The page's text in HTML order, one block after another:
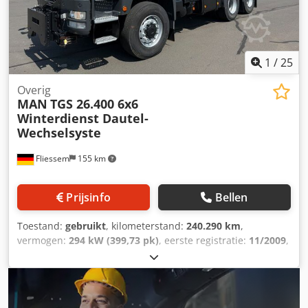
SEHR GUTER ZUSTAND!!! Dkedeztlzdepfx Ag Dsr 3X
VORHANDEN!!!
1 /25
Fliessem 155 km
Overig
MAN TGS 26.400 6x6
Winterdienst Dautel-
Wechselsyste
Prijsinfo Bellen
Toestand: gebruikt, kilometerstand: 240.290 km,
vermogen: 294 kW (399,73 pk), eerste registratie: 11/2009,
, brandstoftype:
oranje, asconfiguratie:3 assen, soort overbrenging:
automatisch, emissieklasse: Euro 5
, laadruimtebreedte:
2.440 mm
, laadruimte lengte: 5.100 mm